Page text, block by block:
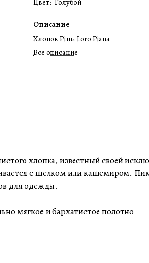
Цвет: Голубой
Описание
Хлопок Pima Loro Piana
Все описание
хлопка, известный своей
с шелком или кашемиром.
для одежды.
мягкое и бархатистое полотно